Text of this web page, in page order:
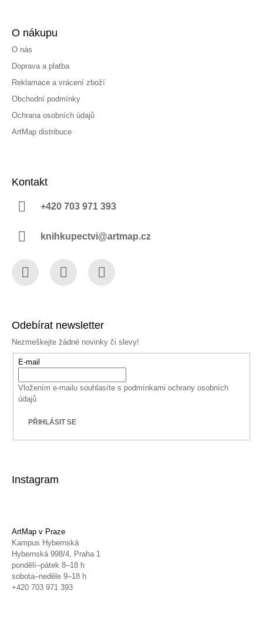
O nákupu
O nás
Doprava a platba
Reklamace a vrácení zboží
Obchodní podmínky
Ochrana osobních údajů
ArtMap distribuce
Kontakt
+420 703 971 393
knihkupectvi@artmap.cz
Odebírat newsletter
Nezmeškejte žádné novinky či slevy!
E-mail
Vložením e-mailu souhlasíte s podmínkami ochrany osobních
údajů
PŘIHLÁSIT SE
Instagram
ArtMap v Praze
Kampus Hybernská
Hybernská 998/4, Praha 1
pondělí–pátek 8–18 h
sobota–neděle 9–18 h
+420 703 971 393